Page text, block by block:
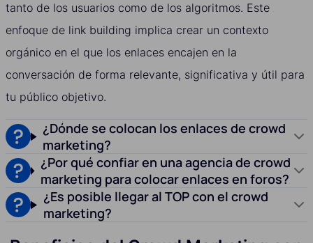
tanto de los usuarios como de los algoritmos. Este
enfoque de link building implica crear un contexto
orgánico en el que los enlaces encajen en la
conversación de forma relevante, significativa y útil para
tu público objetivo.
¿Dónde se colocan los enlaces de crowd
marketing?
¿Por qué confiar en una agencia de crowd
marketing para colocar enlaces en foros?
¿Es posible llegar al TOP con el crowd
marketing?